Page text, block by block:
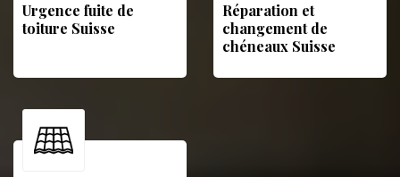
Urgence fuite de
toiture Suisse
Réparation et
changement de
chéneaux Suisse